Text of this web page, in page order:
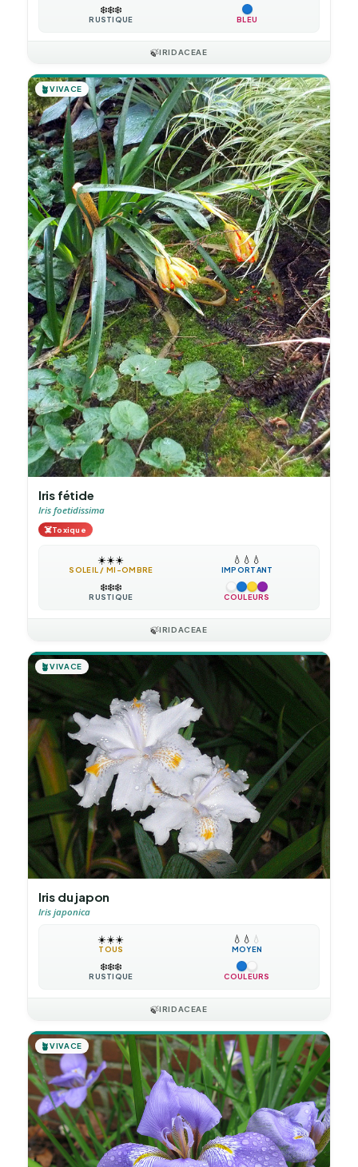
❄️❄️❄️
RUSTIQUE BLEU
🍃IRIDACEAE
🪴VIVACE
Iris fétide
Iris foetidissima
☠️Toxique
☀️☀️☀️
SOLEIL / MI-OMBRE
💧 💧 💧
IMPORTANT
❄️❄️❄️
RUSTIQUE COULEURS
🍃IRIDACEAE
🪴VIVACE
Iris du japon
Iris japonica
☀️☀️☀️
TOUS
💧 💧 💧
MOYEN
❄️❄️❄️
RUSTIQUE COULEURS
🍃IRIDACEAE
🪴VIVACE